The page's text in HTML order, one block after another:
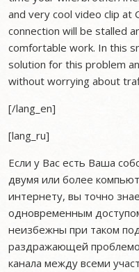
and very cool video clip at
connection will be stalled
comfortable work. In this
solution for this problem
without worrying about
[/lang_en]
[lang_ru]
Если у Вас есть Ваша
двумя или более
интернету, вы точно
одновременным
неизбежны при таком
раздражающей
канала между всеми